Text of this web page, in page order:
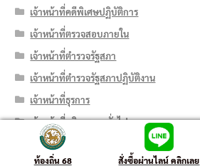
เจ้าหน้าที่คดีพิเศษปฏิบัติการ
เจ้าหน้าที่ตรวจสอบภายใน
เจ้าหน้าที่ตำรวจรัฐสภา
เจ้าหน้าที่ตำรวจรัฐสภาปฏิบัติงาน
เจ้าหน้าที่ธุรการ
เจ้าหน้าที่บริหารงานทั่วไป
เจ้าหน้าที่บันทึกข้อมูล
ท้องถิ่น 68 สั่งซื้อผ่านไลน์ คลิกเลย